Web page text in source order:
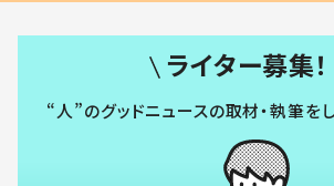
ライター募集！
“人”のグッドニュースの取材・執筆を